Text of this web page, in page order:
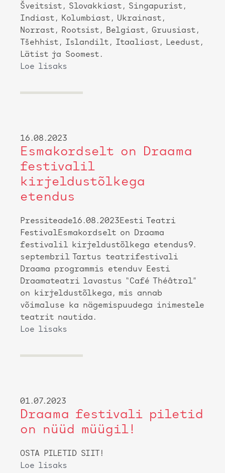
Šveitsist, Slovakkiast, Singapurist,
Indiast, Kolumbiast, Ukrainast,
Norrast, Rootsist, Belgiast, Gruusiast,
Tšehhist, Islandilt, Itaaliast, Leedust,
Lätist ja Soomest.
Loe lisaks
16.08.2023
Esmakordselt on Draama
festivalil
kirjeldustõlkega
etendus
Pressiteade16.08.2023Eesti Teatri
FestivalEsmakordselt on Draama
festivalil kirjeldustõlkega etendus9.
septembril Tartus teatrifestivali
Draama programmis etenduv Eesti
Draamateatri lavastus “Café Théâtral”
on kirjeldustõlkega, mis annab
võimaluse ka nägemispuudega inimestele
teatrit nautida.
Loe lisaks
01.07.2023
Draama festivali piletid
on nüüd müügil!
OSTA PILETID SIIT!
Loe lisaks